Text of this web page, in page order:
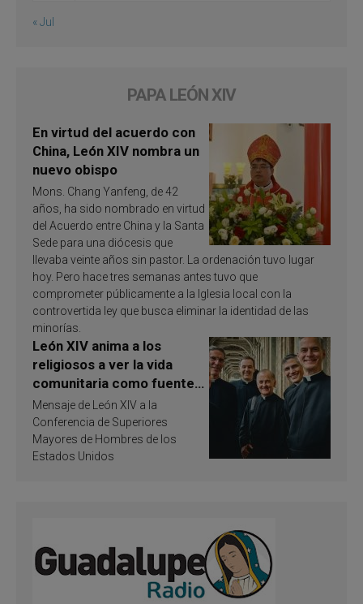
« Jul
PAPA LEÓN XIV
En virtud del acuerdo con
China, León XIV nombra un
nuevo obispo
Mons. Chang Yanfeng, de 42
años, ha sido nombrado en virtud
del Acuerdo entre China y la Santa
Sede para una diócesis que
llevaba veinte años sin pastor. La ordenación tuvo lugar
hoy. Pero hace tres semanas antes tuvo que
comprometer públicamente a la Iglesia local con la
controvertida ley que busca eliminar la identidad de las
minorías.
León XIV anima a los
religiosos a ver la vida
comunitaria como fuente
de inspiración y
santificación
Mensaje de León XIV a la
Conferencia de Superiores
Mayores de Hombres de los
Estados Unidos